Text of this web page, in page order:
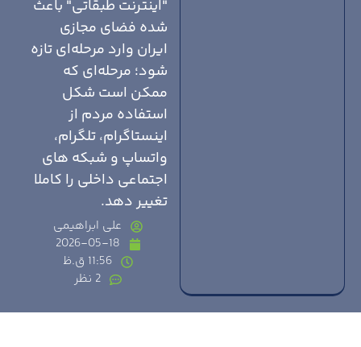
"اینترنت طبقاتی" باعث
شده فضای مجازی
ایران وارد مرحله‌ای تازه
شود؛ مرحله‌ای که
ممکن است شکل
استفاده مردم از
اینستاگرام، تلگرام،
واتساپ و شبکه های
اجتماعی داخلی را کاملا
تغییر دهد.
علی ابراهیمی
2026-05-18
11:56 ق.ظ
2 نظر